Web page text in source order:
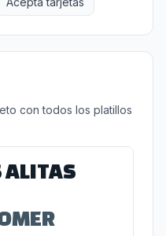
con todos los platillos